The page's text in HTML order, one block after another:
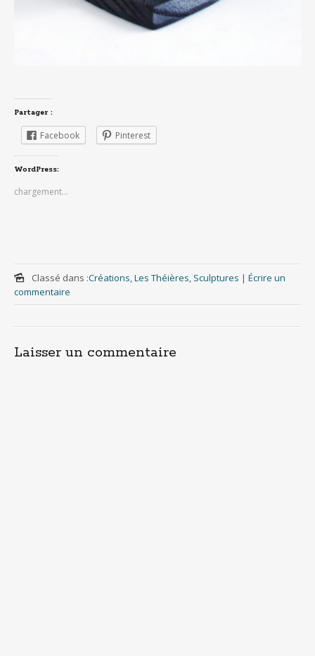
Partager :
Facebook Pinterest
WordPress:
chargement…
Classé dans :Créations,Les Théières, Sculptures | Écrire un
commentaire
Laisser un commentaire